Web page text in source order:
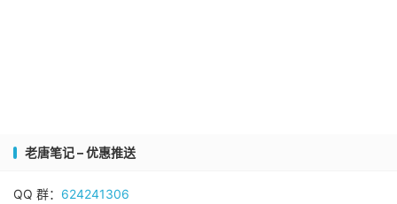
老唐笔记 – 优惠推送
QQ 群： 624241306